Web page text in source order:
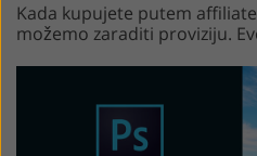
Kada kupujete putem
možemo zaraditi proviziju.